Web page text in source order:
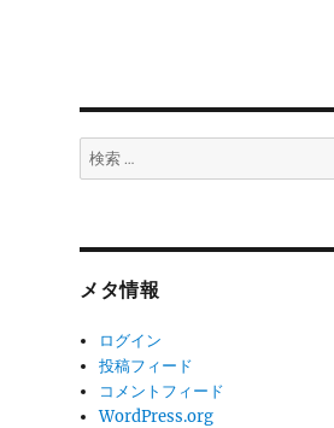
検
索:
メタ情報
ログイン
投稿フィード
コメントフィード
WordPress.org